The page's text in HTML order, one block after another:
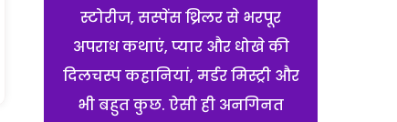
स्टोरीज, सस्पेंस थ्रिलर से भरपूर
अपराध कथाएं, प्यार और धोखे की
दिलचस्प कहानियां, मर्डर मिस्ट्री और
भी बहुत कुछ. ऐसी ही अनगिनत